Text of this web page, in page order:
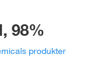
98%
produkter